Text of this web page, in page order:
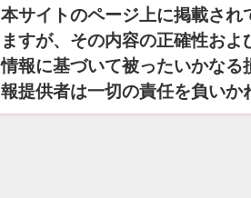
本サイトのページ上に掲載され
ますが、その内容の正確性お
情報に基づいて被ったいかな
報提供者は一切の責任を負いか